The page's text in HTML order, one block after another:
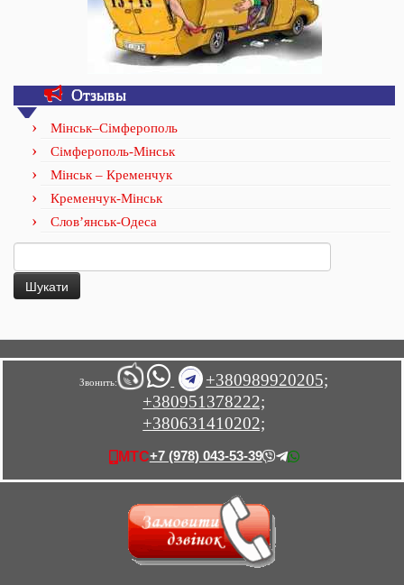
Отзывы
Мінськ–Сімферополь
Сімферополь-Мінськ
Мінськ – Кременчук
Кременчук-Мінськ
Слов’янськ-Одеса
Звонить:
+380989920205;
+380951378222;
+380631410202;
МТС+7 (978) 043-53-39